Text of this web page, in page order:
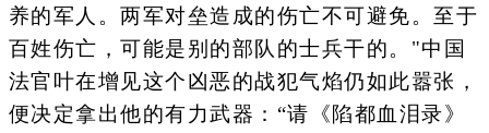
养的军人。两军对垒造成的伤亡不可避免。至于
百姓伤亡，可能是别的部队的士兵干的。"中国
法官叶在增见这个凶恶的战犯气焰仍如此嚣张，
便决定拿出他的有力武器：“请《陷都血泪录》